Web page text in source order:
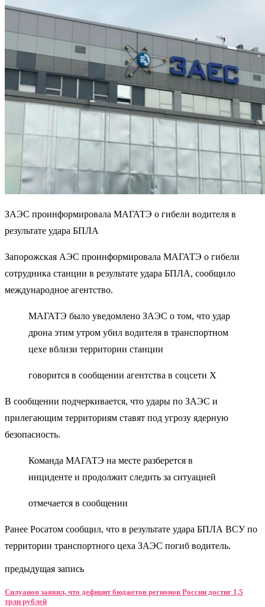
ЗАЭС проинформировала МАГАТЭ о гибели водителя в
результате удара БПЛА
Запорожская АЭС проинформировала МАГАТЭ о гибели
сотрудника станции в результате удара БПЛА, сообщило
международное агентство.
МАГАТЭ было уведомлено ЗАЭС о том, что удар
дрона этим утром убил водителя в транспортном
цехе вблизи территории станции
говорится в сообщении агентства в соцсети X
В сообщении подчеркивается, что удары по ЗАЭС и
прилегающим территориям ставят под угрозу ядерную
безопасность.
Команда МАГАТЭ на месте разберется в
инциденте и продолжит следить за ситуацией
отмечается в сообщении
Ранее Росатом сообщил, что в результате удара БПЛА ВСУ по
территории транспортного цеха ЗАЭС погиб водитель.
предыдущая запись
Силуанов заявил, что дефицит бюджетов регионов России достиг 1,5
трлн рублей